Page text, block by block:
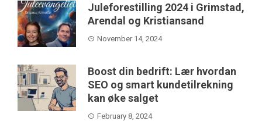
Juleforestilling 2024 i Grimstad,
Arendal og Kristiansand
November 14, 2024
Boost din bedrift: Lær hvordan
SEO og smart kundetilrekning
kan øke salget
February 8, 2024